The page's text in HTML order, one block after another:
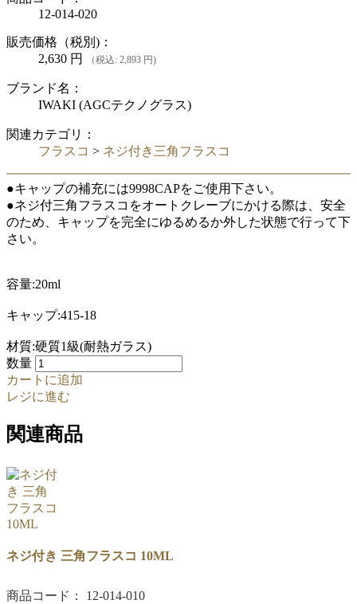
12-014-020
販売価格（税別)：
2,630 円 （税込: 2,893 円)
ブランド名：
IWAKI (AGCテクノグラス)
関連カテゴリ：
フラスコ > ネジ付き三角フラスコ
●キャップの補充には9998CAPをご使用下さい。
●ネジ付三角フラスコをオートクレーブにかける際は、安全
のため、キャップを完全にゆるめるか外した状態で行って下
さい。
容量:20ml
キャップ:415-18
材質:硬質1級(耐熱ガラス)
数量
カートに追加
レジに進む
関連商品
ネジ付き 三角フラスコ 10ML
商品コード： 12-014-010